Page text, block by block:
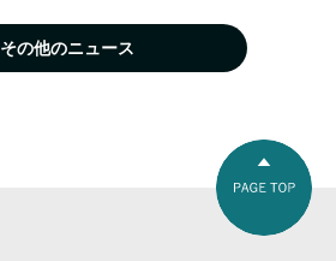
その他のニュース